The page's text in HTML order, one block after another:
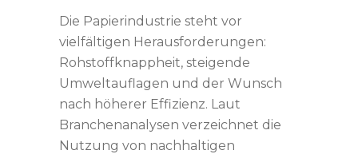
Die Papierindustrie steht vor
vielfältigen Herausforderungen:
Rohstoffknappheit, steigende
Umweltauflagen und der Wunsch
nach höherer Effizienz. Laut
Branchenanalysen verzeichnet die
Nutzung von nachhaltigen